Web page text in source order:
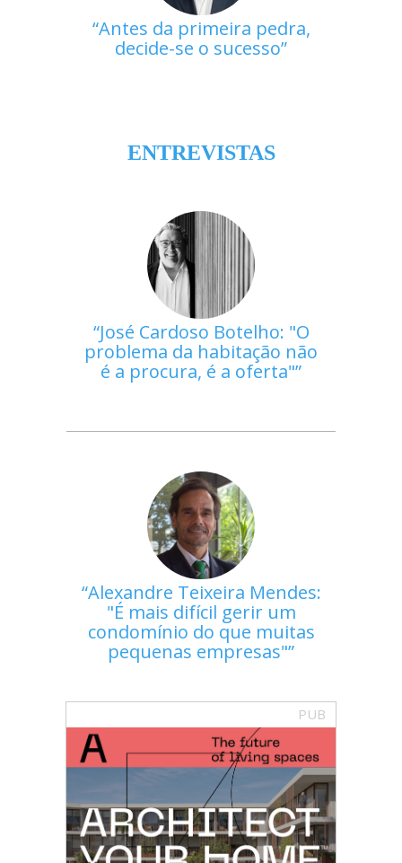
Antes da primeira pedra,
decide-se o sucesso
ENTREVISTAS
José Cardoso Botelho: "O
problema da habitação não
é a procura, é a oferta"
Alexandre Teixeira Mendes:
"É mais difícil gerir um
condomínio do que muitas
pequenas empresas"
PUB